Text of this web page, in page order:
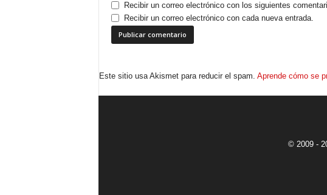
Recibir un correo electrónico con los siguientes
Recibir un correo electrónico con cada nueva entrada.
Este sitio usa Akismet para reducir el spam. Aprende cómo se
© 2009 -